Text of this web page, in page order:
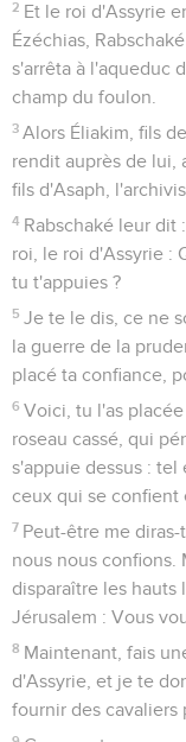
Ainsi parle l'Éternel :
entendues et par
roi d'Assyrie.
7 Je vais mettre en
qu'il recevra, il
tomber par l'épée
Nouvelles
8
Rabschaké,
attaquait Libna, car
Alors le roi
Tirhaka, roi
te faire la guerre.
messagers à
10
Vous parlerez
auquel tu te
ne sera pas livrée
Voici, tu as appris
pays, et comment
Les dieux des
sont à Telassar ?
Où sont le roi de
Contenus Versions